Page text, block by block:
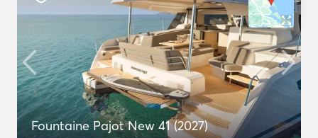
Fountaine Pajot New 41 (2027)